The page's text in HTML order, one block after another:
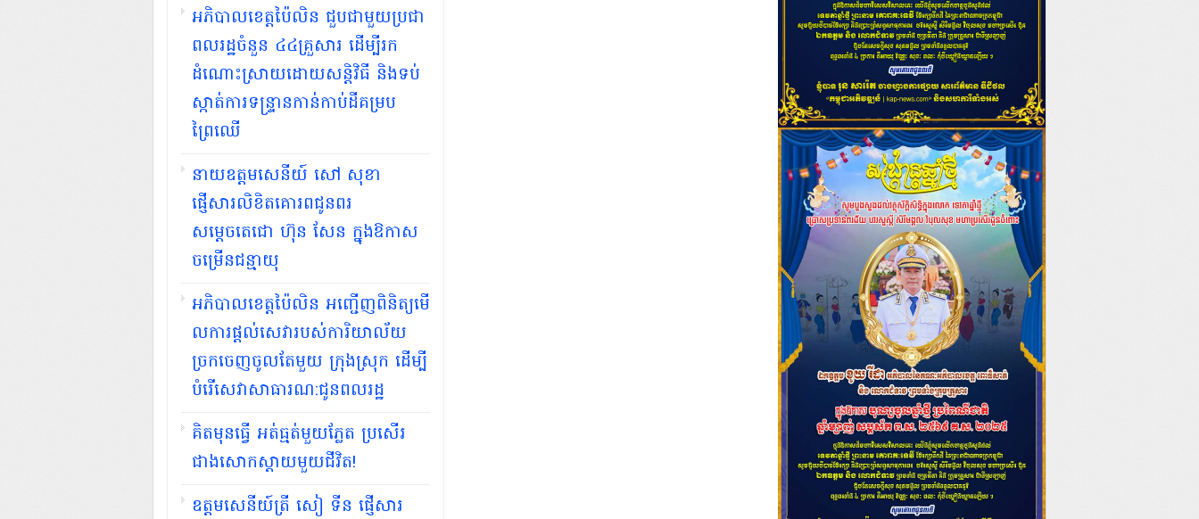
អភិបាលខេត្តប៉ៃលិន ជួបជាមួយប្រជា
ពលរដ្ឋចំនួន ៤៤គ្រួសារ ដើម្បីរក
ដំណោះស្រាយដោយសន្តិវិធី និងទប់
ស្កាត់ការទន្ទ្រានកាន់កាប់ដីគម្រប
ព្រៃឈើ
នាយឧត្តមសេនីយ៍ សៅ សុខា
ផ្ញើសារលិខិតគោរពជូនពរ
សម្ដេចតេជោ ហ៊ុន សែន ក្នុងឱកាស
ចម្រើនជន្មាយុ
អភិបាល​ខេត្តប៉ៃ​លិន អញ្ជើញពិនិត្យមើ​
លការផ្តល់សេវារបស់​ការិយា​ល័យ
ច្រក​ចេញចូលតែមួយ ក្រុង​ស្រុក ដើម្បី
បំរើសេ​វាសាធា​រណ:ជូនព​លរដ្ឋ
គិតមុនធ្វើ អត់ធ្មត់មួយភ្លែត ប្រសើរ
ជាងសោកស្ដាយមួយជីវិត!
ឧត្តមសេនីយ៍ត្រី សៀ ទីន ផ្ញើសារ